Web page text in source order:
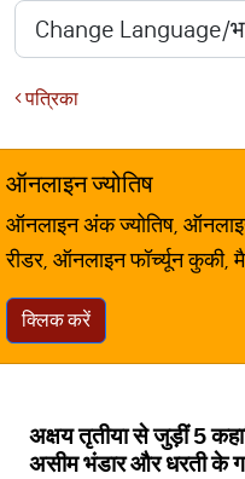
पत्रिका
ऑनलाइन ज्योतिष
ऑनलाइन अंक ज्योतिष,
रीडर, ऑनलाइन फॉर्च्यून कुकी,
क्लिक करें
अक्षय तृतीया से जुड़ीं 5
असीम भंडार और धरती के